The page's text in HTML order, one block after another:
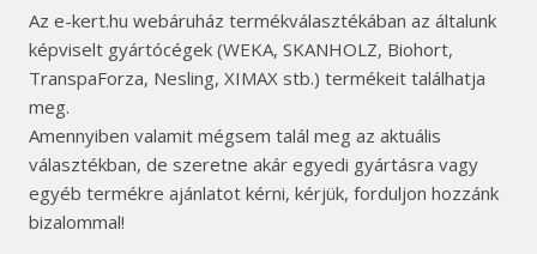
Az e-kert.hu webáruház termékválasztékában az általunk
képviselt gyártócégek (WEKA, SKANHOLZ, Biohort,
TranspaForza, Nesling, XIMAX stb.) termékeit találhatja
meg.
Amennyiben valamit mégsem talál meg az aktuális
választékban, de szeretne akár egyedi gyártásra vagy
egyéb termékre ajánlatot kérni, kérjük, forduljon hozzánk
bizalommal!